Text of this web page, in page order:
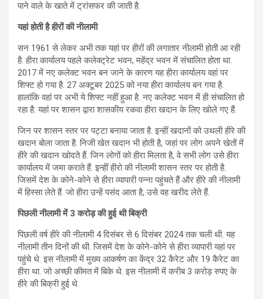
पाने वाले के खाते में ट्रांसफर की जाती है.
यहां होती है हीरों की नीलामी
सन 1961 से लेकर अभी तक यहां पर हीरों की लगातार नीलामी होती आ रही
है. हीरा कार्यालय पहले कलेक्ट्रेट भवन, महेंद्र भवन में संचालित होता था.
2017 में नए कलेक्ट भवन बन जाने के कारण यह हीरा कार्यालय वहां पर
शिफ्ट हो गया है. 27 अक्टूबर 2025 को नया हीरा कार्यालय बन गया है.
हालांकि वहां पर अभी ये शिफ्ट नहीं हुआ है. नए कलेक्ट भवन में ही संचालित हो
रहा है. यहां पर शासन द्वारा शासकीय रकवा हीरा खदान के लिए खोले गए हैं.
जिन पर शासन स्तर पर पट्टा बनाया जाता है. इन्हीं खदानों को उथली हीरे की
खदान बोला जाता है. निजी खेत खदान भी होती है, जहां पर लोग अपने खेतों में
हीरे की खदान खोदते हैं. जिन लोगों को हीरा मिलता है, वे सभी लोग उसे हीरा
कार्यालय में जमा कराते हैं. इन्हीं हीरो की नीलामी शासन स्तर पर होती है.
जिसमें देश के कोने-कोने से हीरा व्यापारी पन्ना पहुंचते हैं और हीरे की नीलामी
में हिस्सा लेते हैं. जो हीरा उन्हें पसंद आता है, उसे वह खरीद लेते हैं.
पिछली नीलामी में 3 करोड़ की हुई थी बिक्री
पिछली वर्ष हीरे की नीलामी 4 दिसंबर से 6 दिसंबर 2024 तक चली थी. यह
नीलामी तीन दिनों की थी. जिसमें देश के कोने-कोने से हीरा व्यापारी यहां पर
पहुंचे थे. इस नीलामी में मुख्य आकर्षण का केंद्र 32 कैरेट और 19 कैरेट का
हीरा था. जो अच्छी कीमत में बिके थे. इस नीलामी में करीब 3 करोड़ रुपए के
हीरे की बिक्री हुई थे.